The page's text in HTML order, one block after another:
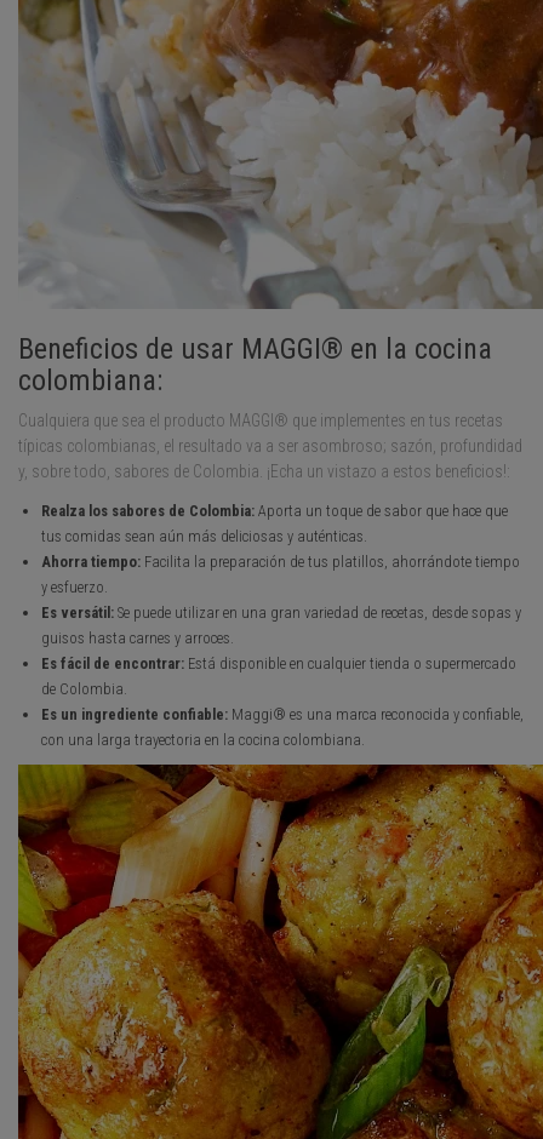
Beneficios de usar MAGGI® en la cocina
colombiana:
Cualquiera que sea el producto MAGGI® que implementes en tus recetas
típicas colombianas, el resultado va a ser asombroso; sazón, profundidad
y, sobre todo, sabores de Colombia. ¡Echa un vistazo a estos beneficios!:
Realza los sabores de Colombia:Aporta un toque de sabor que hace que
tus comidas sean aún más deliciosas y auténticas.
Ahorra tiempo:Facilita la preparación de tus platillos, ahorrándote tiempo
y esfuerzo.
Es versátil:Se puede utilizar en una gran variedad de recetas, desde sopas y
guisos hasta carnes y arroces.
Es fácil de encontrar:Está disponible en cualquier tienda o supermercado
de Colombia.
Es un ingrediente confiable:Maggi® es una marca reconocida y confiable,
con una larga trayectoria en la cocina colombiana.